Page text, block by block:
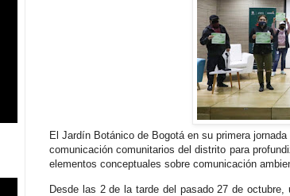
El Jardín Botánico de Bogotá en su primera
comunicación comunitarios del distrito para
elementos conceptuales sobre comunicación
Desde las 2 de la tarde del pasado 27 de